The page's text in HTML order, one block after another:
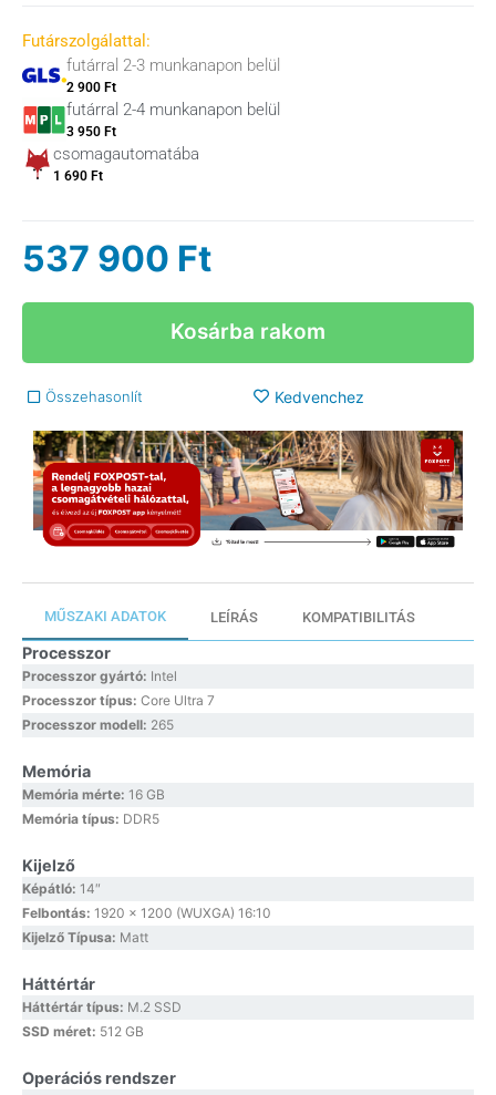
Futárszolgálattal:
futárral 2-3 munkanapon belül
2 900 Ft
futárral 2-4 munkanapon belül
3 950 Ft
csomagautomatába
1 690 Ft
537 900 Ft
Kosárba rakom
Összehasonlít Kedvenchez
MŰSZAKI ADATOK LEÍRÁS KOMPATIBILITÁS
Processzor
Processzor gyártó: Intel
Processzor típus: Core Ultra 7
Processzor modell: 265
Memória
Memória mérte: 16 GB
Memória típus: DDR5
Kijelző
Képátló: 14″
Felbontás: 1920 x 1200 (WUXGA) 16:10
Kijelző Típusa: Matt
Háttértár
Háttértár típus: M.2 SSD
SSD méret: 512 GB
Operációs rendszer